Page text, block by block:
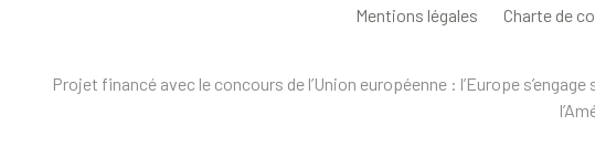
Mentions légales Charte de
Projet financé avec le concours de l’Union européenne : l’Europe